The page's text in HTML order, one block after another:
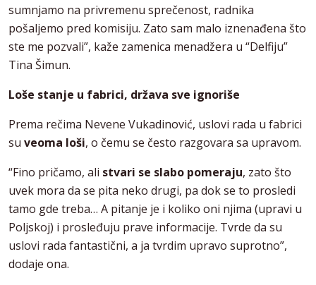
sumnjamo na privremenu sprečenost, radnika
pošaljemo pred komisiju. Zato sam malo iznenađena što
ste me pozvali”, kaže zamenica menadžera u “Delfiju”
Tina Šimun.
Loše stanje u fabrici, država sve ignoriše
Prema rečima Nevene Vukadinović, uslovi rada u fabrici
su veoma loši, o čemu se često razgovara sa upravom.
“Fino pričamo, ali stvari se slabo pomeraju, zato što
uvek mora da se pita neko drugi, pa dok se to prosledi
tamo gde treba… A pitanje je i koliko oni njima (upravi u
Poljskoj) i prosleđuju prave informacije. Tvrde da su
uslovi rada fantastični, a ja tvrdim upravo suprotno”,
dodaje ona.